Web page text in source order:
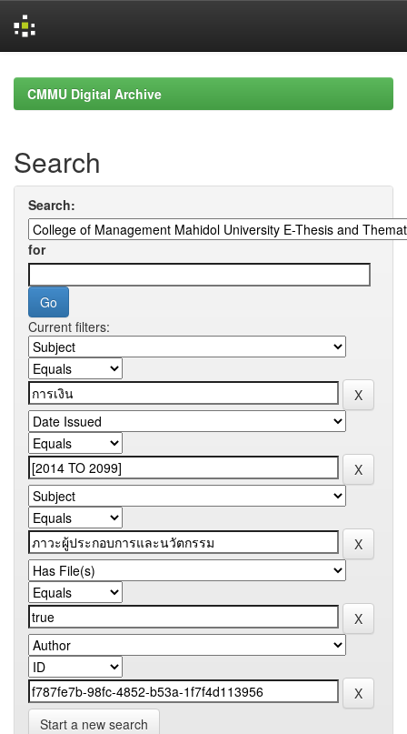
navigationCMMU Digital Archive
Search
Search:
for
Current filters:
Start a new search